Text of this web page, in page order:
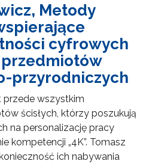
Metody
cyfrowych
przedmiotów
przyrodniczych
przede wszystkim
ścisłych, którzy poszukują
na personalizację pracy
kompetencji „4K”. Tomasz
ich nabywania